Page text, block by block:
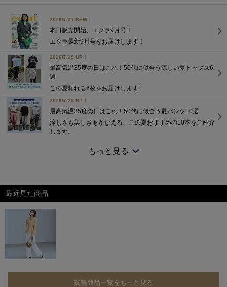
2026/7/31 NEW！
本日販売開始、エクラ9月号！
エクラ最新9月号をお届けします！
2026/7/29 UP！
最高気温35度の日はこれ！50代に似合う涼しい夏トップス6
選
この夏頼れる6枚をお届けします!
2026/7/28 UP！
最高気温35度の日はこれ！50代に似合う夏パンツ10選
涼しさも美しさもかなえる、この夏おすすめの10本をご紹介
します。
高機能5アイテム×5シーンで着回す、大人の夏旅ワードロー
しのスタイリングをご紹介
体型カバーも着映えも。レース切り替えコクーンワンピ
もっと見る
最近見た商品
閲覧商品一覧をもっと見る